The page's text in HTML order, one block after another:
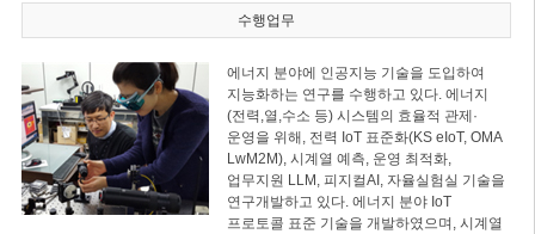
수행업무
에너지 분야에 인공지능 기술을 도입하여
지능화하는 연구를 수행하고 있다. 에너지
(전력,열,수소 등) 시스템의 효율적 관제·
운영을 위해, 전력 IoT 표준화(KS eIoT, OMA
LwM2M), 시계열 예측, 운영 최적화,
업무지원 LLM, 피지컬AI, 자율실험실 기술을
연구개발하고 있다. 에너지 분야 IoT
프로토콜 표준 기술을 개발하였으며, 시계열